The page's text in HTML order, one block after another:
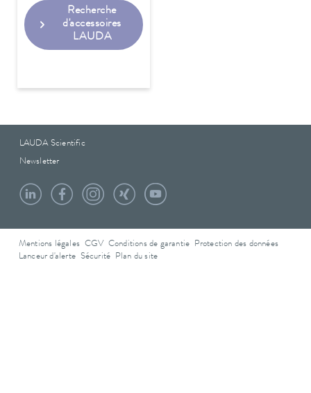
Recherche
d'accessoires
LAUDA
LAUDA Scientific
Newsletter
Mentions légales CGV Conditions de garantie
Protection des données
Lanceur d'alerte Sécurité Plan du site